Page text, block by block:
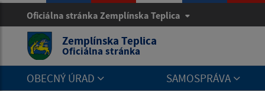
Oficiálna stránka Zemplínska Teplica
Zemplínska Teplica
Oficiálna stránka
OBECNÝ ÚRAD SAMOSPRÁVA